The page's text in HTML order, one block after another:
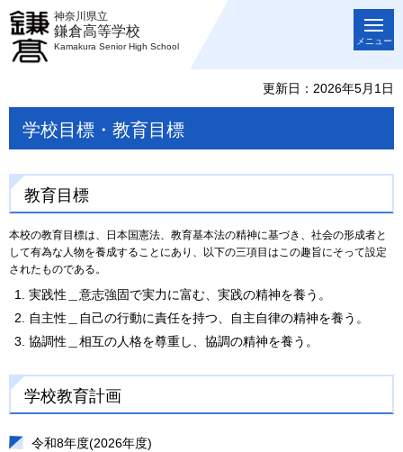
神奈川県立
鎌倉高等学校
Kamakura Senior High School
メニュー
更新日：2026年5月1日
学校目標・教育目標
教育目標
本校の教育目標は、日本国憲法、教育基本法の精神に基づき、社会の形成者と
して有為な人物を養成することにあり、以下の三項目はこの趣旨にそって設定
されたものである。
実践性＿意志強固で実力に富む、実践の精神を養う。
自主性＿自己の行動に責任を持つ、自主自律の精神を養う。
協調性＿相互の人格を尊重し、協調の精神を養う。
学校教育計画
令和8年度(2026年度)